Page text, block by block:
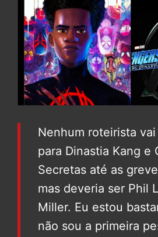
Nenhum roteirista
para Dinastia Kang e
Secretas até as
mas deveria ser Phil
Miller. Eu estou
não sou a primeira